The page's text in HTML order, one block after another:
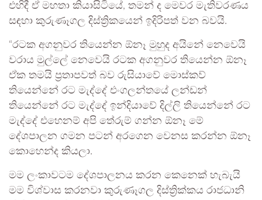
එහිදී ඒ මහතා‌ කියාසිටියේ, තමන් ද මෙවර මැතිවරණය
සඳහා කුරුණෑගල දිස්ත්‍රිකයෙන් ඉදිරිපත් වන බවයි.
“රටක අගනුවර තියෙන්න ඕනෑ මුහුද අයිනේ නෙවෙයි
වරාය මුල්ලේ නෙවෙයි රටක අගනුවර තියෙන්න ඕනෑ
ඒක තමයි ප්‍රතාපවත් බව රුසියාවේ මොස්කව්
තියෙන්නේ රට මැද්දේ එංගලන්තයේ ලන්ඩන්
තියෙන්නේ රට මැද්දේ ඉන්දියාවේ දිල්ලි තියෙන්නේ රට
මැද්දේ එහෙනම් අපි තේරුම් ගන්න ඕනෑ මේ
දේශපාලන ගමන පටන් අරගෙන වෙනස කරන්න ඕනෑ
කොහෙන්ද කියලා.
මම ලංකාවටම දේශපාලනය කරන කෙනෙක් හැබැයි
මම විශ්වාස කරනවා කුරුණෑගල දිස්ත්‍රික්කය රාජධානි